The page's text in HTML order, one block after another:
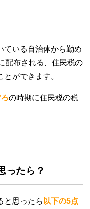
ている自治体から勤め
配布される、住民税の
ができます。
の時期に住民税の税
ったら？
と思ったら 以下の5点